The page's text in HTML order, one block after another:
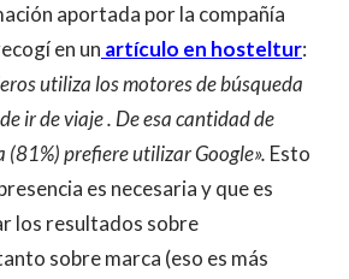
aportada por la compañía
en un artículo en hosteltur:
utiliza los motores de búsqueda
ir de viaje . De esa cantidad de
(81%) prefiere utilizar Google». Esto
es necesaria y que es
los resultados sobre
sobre marca (eso es más